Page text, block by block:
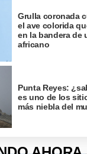
Grulla coronada
el ave colorida
en la bandera de
africano
Punta Reyes:
es uno de los
más niebla del